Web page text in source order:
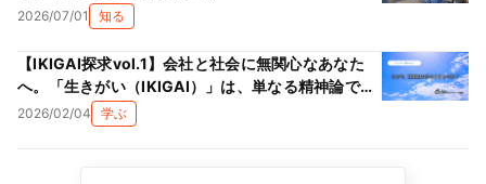
2026/07/01 知る
【IKIGAI探求vol.1】会社と社会に無関心なあなた
へ。「生きがい（IKIGAI）」は、単なる精神論では
ない理由
2026/02/04 学ぶ